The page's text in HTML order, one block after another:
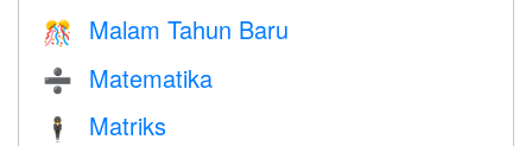
🎊 Malam Tahun Baru
➗ Matematika
🕴️ Matriks